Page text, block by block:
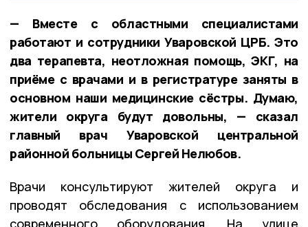
— Вместе с областными специалистами
работают и сотрудники Уваровской ЦРБ. Это
два терапевта, неотложная помощь, ЭКГ, на
приёме с врачами и в регистратуре заняты в
основном наши медицинские сёстры. Думаю,
жители округа будут довольны, — сказал
главный врач Уваровской центральной
районной больницы Сергей Нелюбов.
Врачи консультируют жителей округа и
проводят обследования с использованием
современного оборудования. На улице